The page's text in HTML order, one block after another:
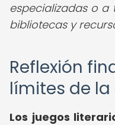
especializadas o a
bibliotecas y
Reflexión
límites de
Los juegos